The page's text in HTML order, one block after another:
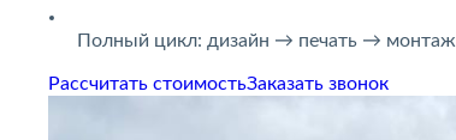
Полный цикл: дизайн → печать → монтаж
Рассчитать стоимостьЗаказать звонок